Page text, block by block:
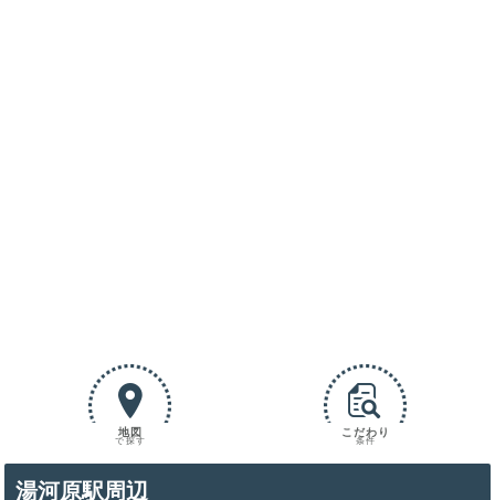
地図
で探す
こだわり
条件
湯河原駅周辺